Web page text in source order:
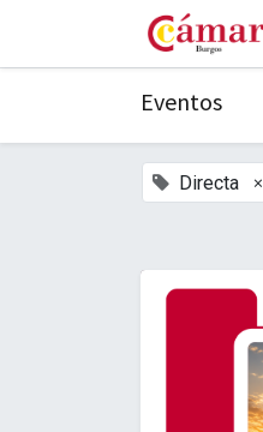
Eventos
Directa ×